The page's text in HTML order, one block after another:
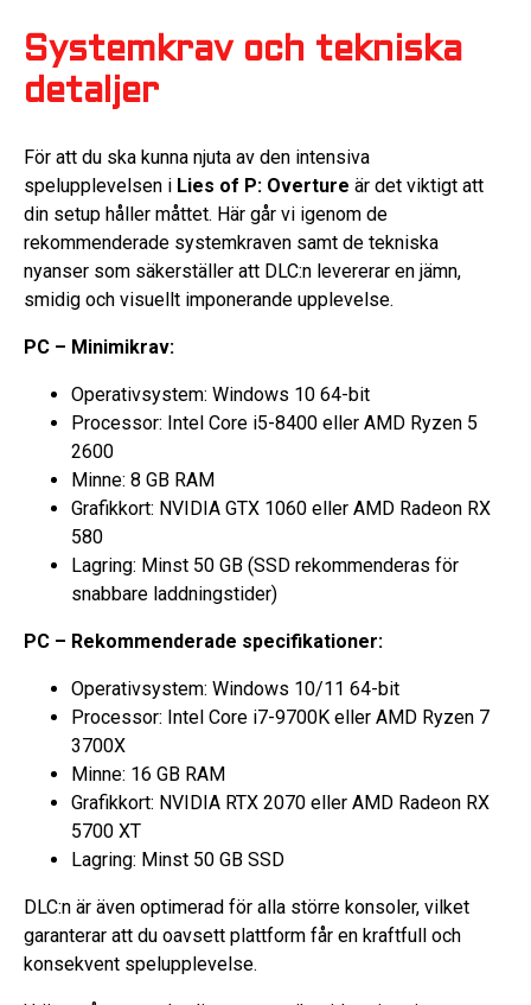
Systemkrav och tekniska
detaljer
För att du ska kunna njuta av den intensiva
spelupplevelsen i Lies of P: Overture är det viktigt att
din setup håller måttet. Här går vi igenom de
rekommenderade systemkraven samt de tekniska
nyanser som säkerställer att DLC:n levererar en jämn,
smidig och visuellt imponerande upplevelse.
PC – Minimikrav:
Operativsystem: Windows 10 64-bit
Processor: Intel Core i5-8400 eller AMD Ryzen 5
2600
Minne: 8 GB RAM
Grafikkort: NVIDIA GTX 1060 eller AMD Radeon RX
580
Lagring: Minst 50 GB (SSD rekommenderas för
snabbare laddningstider)
PC – Rekommenderade specifikationer:
Operativsystem: Windows 10/11 64-bit
Processor: Intel Core i7-9700K eller AMD Ryzen 7
3700X
Minne: 16 GB RAM
Grafikkort: NVIDIA RTX 2070 eller AMD Radeon RX
5700 XT
Lagring: Minst 50 GB SSD
DLC:n är även optimerad för alla större konsoler, vilket
garanterar att du oavsett plattform får en kraftfull och
konsekvent spelupplevelse.